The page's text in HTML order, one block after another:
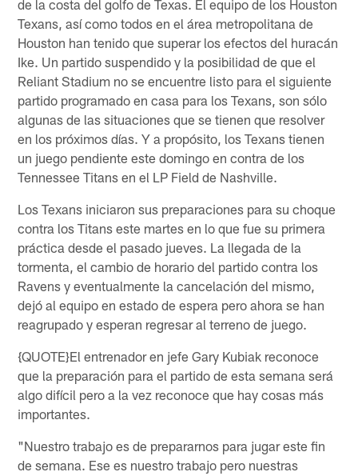
de la costa del golfo de Texas. El equipo de los Houston
Texans, así como todos en el área metropolitana de
Houston han tenido que superar los efectos del huracán
Ike. Un partido suspendido y la posibilidad de que el
Reliant Stadium no se encuentre listo para el siguiente
partido programado en casa para los Texans, son sólo
algunas de las situaciones que se tienen que resolver
en los próximos días. Y a propósito, los Texans tienen
un juego pendiente este domingo en contra de los
Tennessee Titans en el LP Field de Nashville.
Los Texans iniciaron sus preparaciones para su choque
contra los Titans este martes en lo que fue su primera
práctica desde el pasado jueves. La llegada de la
tormenta, el cambio de horario del partido contra los
Ravens y eventualmente la cancelación del mismo,
dejó al equipo en estado de espera pero ahora se han
reagrupado y esperan regresar al terreno de juego.
{QUOTE}El entrenador en jefe Gary Kubiak reconoce
que la preparación para el partido de esta semana será
algo difícil pero a la vez reconoce que hay cosas más
importantes.
"Nuestro trabajo es de prepararnos para jugar este fin
de semana. Ese es nuestro trabajo pero nuestras